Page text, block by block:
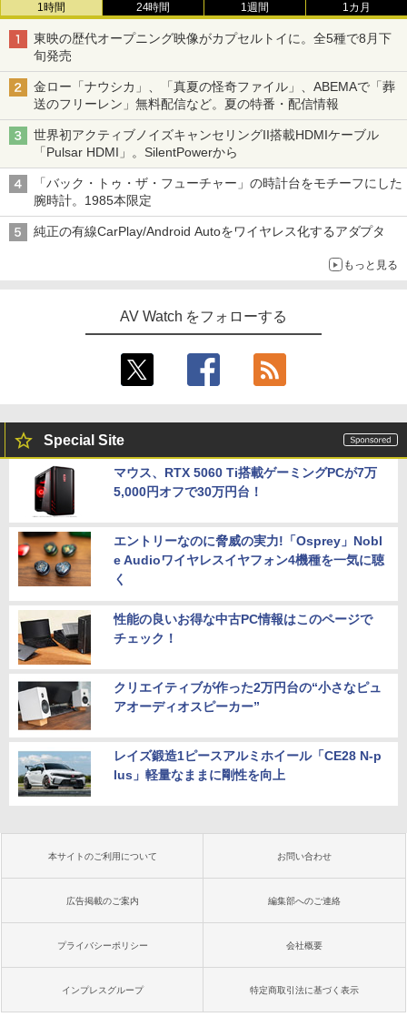
1時間 24時間 1週間 1カ月
東映の歴代オープニング映像がカプセルトイに。全5種で8月下
旬発売
金ロー「ナウシカ」、「真夏の怪奇ファイル」、ABEMAで「葬
送のフリーレン」無料配信など。夏の特番・配信情報
世界初アクティブノイズキャンセリングII搭載HDMIケーブル
「Pulsar HDMI」。SilentPowerから
「バック・トゥ・ザ・フューチャー」の時計台をモチーフにした
腕時計。1985本限定
純正の有線CarPlay/Android Autoをワイヤレス化するアダプタ
もっと見る
AV Watch をフォローする
Special Site
マウス、RTX 5060 Ti搭載ゲーミングPCが7万
5,000円オフで30万円台！
エントリーなのに脅威の実力!「Osprey」Nobl
e Audioワイヤレスイヤフォン4機種を一気に聴
く
性能の良いお得な中古PC情報はこのページで
チェック！
クリエイティブが作った2万円台の“小さなピュ
アオーディオスピーカー”
レイズ鍛造1ピースアルミホイール「CE28 N-p
lus」軽量なままに剛性を向上
本サイトのご利用について お問い合わせ
広告掲載のご案内 編集部へのご連絡
プライバシーポリシー 会社概要
インプレスグループ 特定商取引法に基づく表示